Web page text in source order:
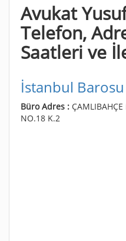
Avukat
Telefon,
Saatleri ve
İstanbul Barosu
Büro Adres :
NO.18 K.2